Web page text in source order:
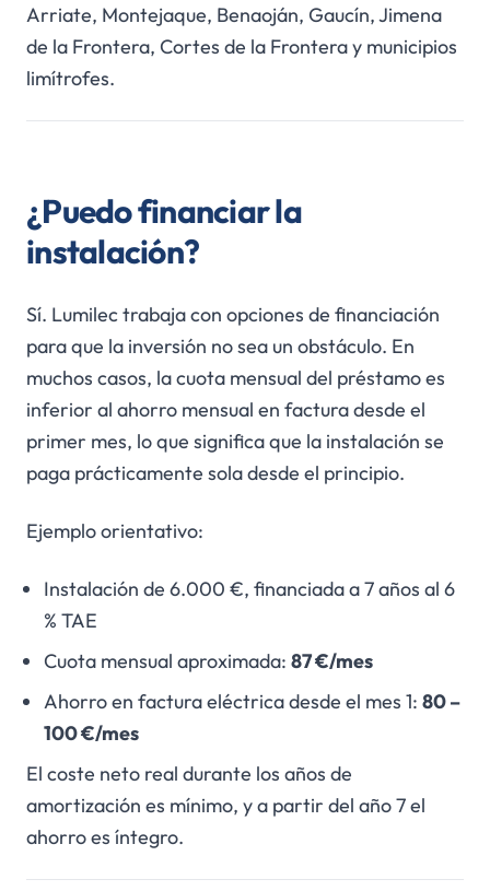
Arriate, Montejaque, Benaoján, Gaucín, Jimena
de la Frontera, Cortes de la Frontera y municipios
limítrofes.
¿Puedo financiar la
instalación?
Sí. Lumilec trabaja con opciones de financiación
para que la inversión no sea un obstáculo. En
muchos casos, la cuota mensual del préstamo es
inferior al ahorro mensual en factura desde el
primer mes, lo que significa que la instalación se
paga prácticamente sola desde el principio.
Ejemplo orientativo:
Instalación de 6.000 €, financiada a 7 años al 6
% TAE
Cuota mensual aproximada: 87 €/mes
Ahorro en factura eléctrica desde el mes 1: 80 –
100 €/mes
El coste neto real durante los años de
amortización es mínimo, y a partir del año 7 el
ahorro es íntegro.